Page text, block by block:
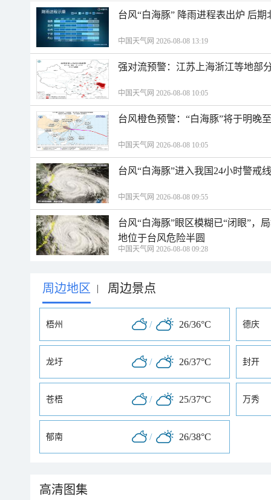
台风“白海豚” 降雨进程表出炉 后
中国天气网 2026-08-08 13:19
强对流预警：江苏上海浙江等地部
中国天气网 2026-08-08 10:05
台风橙色预警：“白海豚”将于明晚
中国天气网 2026-08-08 10:05
台风“白海豚”进入我国24小时警戒
中国天气网 2026-08-08 09:55
台风“白海豚”眼区模糊已“闭眼”，
地位于台风危险半圆
中国天气网 2026-08-08 09:28
周边地区 | 周边景点
梧州 / 26/36°C 德庆
龙圩 / 26/37°C 封开
苍梧 / 25/37°C 万秀
郁南 / 26/38°C
高清图集